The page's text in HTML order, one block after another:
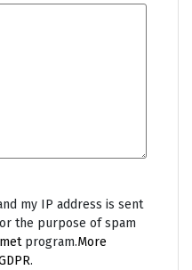
my IP address is sent
the purpose of spam
program.More
.